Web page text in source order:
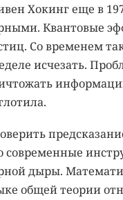
Хокинг еще в
Квантовые
Со временем
исчезать.
современные
дыры.
общей теории